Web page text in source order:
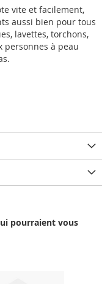
vite et facilement,
aussi bien pour tous
lavettes, torchons,
à peau
pourraient vous